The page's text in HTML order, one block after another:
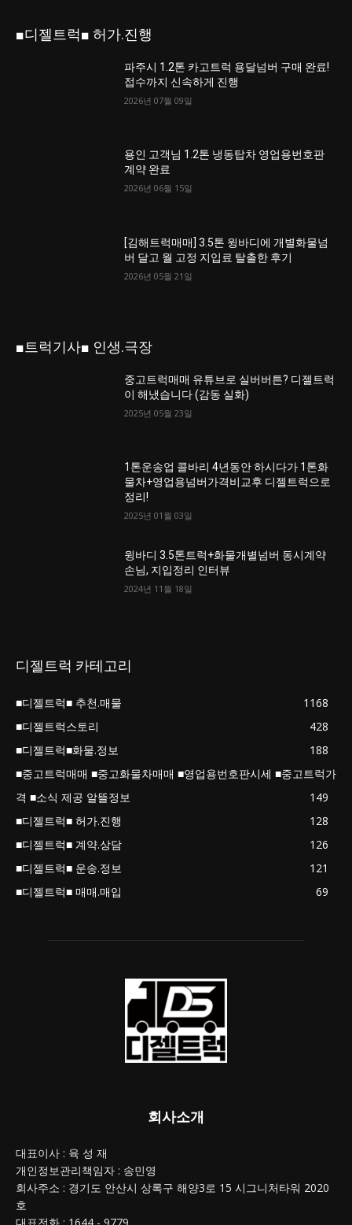
■디젤트럭■ 허가.진행
파주시 1.2톤 카고트럭 용달넘버 구매 완료!
접수까지 신속하게 진행
2026년 07월 09일
용인 고객님 1.2톤 냉동탑차 영업용번호판
계약 완료
2026년 06월 15일
[김해트럭매매] 3.5톤 윙바디에 개별화물넘
버 달고 월 고정 지입료 탈출한 후기
2026년 05월 21일
■트럭기사■ 인생.극장
중고트럭매매 유튜브로 실버버튼? 디젤트럭
이 해냈습니다 (감동 실화)
2025년 05월 23일
1톤운송업 콜바리 4년동안 하시다가 1톤화
물차+영업용넘버가격비교후 디젤트럭으로
정리!
2025년 01월 03일
윙바디 3.5톤트럭+화물개별넘버 동시계약
손님, 지입정리 인터뷰
2024년 11월 18일
디젤트럭 카테고리
■디젤트럭■ 추천.매물
1168
■디젤트럭스토리
428
■디젤트럭■화물.정보
188
■중고트럭매매 ■중고화물차매매 ■영업용번호판시세 ■중고트럭가
격 ■소식 제공 알뜰정보
149
■디젤트럭■ 허가.진행
128
■디젤트럭■ 계약.상담
126
■디젤트럭■ 운송.정보
121
■디젤트럭■ 매매.매입
69
회사소개
대표이사 : 육 성 재
개인정보관리책임자 : 송민영
회사주소 : 경기도 안산시 상록구 해양3로 15 시그니처타워 2020
호